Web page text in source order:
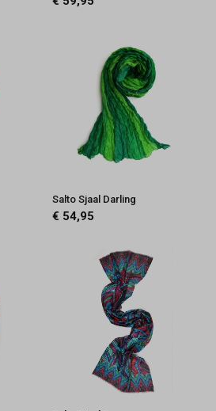
Salto Sjaal Darling
€ 54,95